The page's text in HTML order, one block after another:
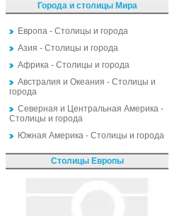
Города и столицы Мира
Европа - Столицы и города
Азия - Столицы и города
Африка - Столицы и города
Австралия и Океания - Столицы и
города
Северная и Центральная Америка -
Столицы и города
Южная Америка - Столицы и города
Столицы Европы